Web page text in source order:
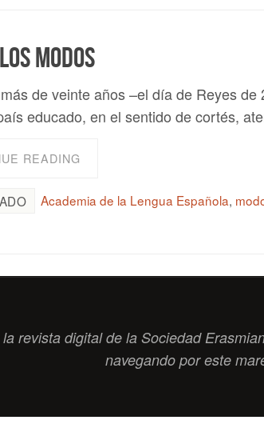
modos
de veinte años –el día de Reyes
educado, en el sentido de cortés,
READING
Academia de la Lengua Española,
revista digital de la Sociedad
navegando por este